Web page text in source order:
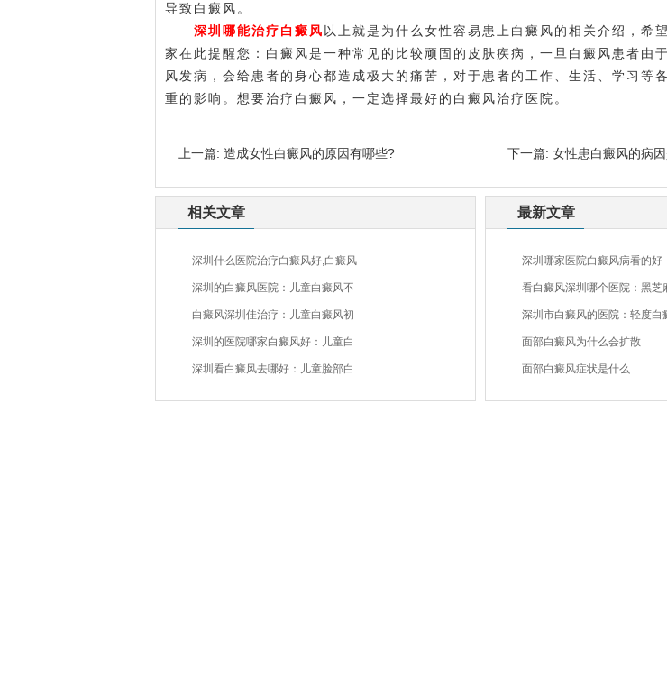
导致白癜风。
深圳哪能治疗白癜风 以上就是为什么女性容易患上白癜风的相关介绍，希
家在此提醒您：白癜风是一种常见的比较顽固的皮肤疾病，一旦白癜风患者由
风发病，会给患者的身心都造成极大的痛苦，对于患者的工作、生活、学习等
重的影响。想要治疗白癜风，一定选择最好的白癜风治疗医院。
上一篇: 造成女性白癜风的原因有哪些? 下一篇: 女性患白癜风的病
相关文章
深圳什么医院治疗白癜风好,白癜风
深圳的白癜风医院：儿童白癜风不
白癜风深圳佳治疗：儿童白癜风初
深圳的医院哪家白癜风好：儿童白
深圳看白癜风去哪好：儿童脸部白
最新文章
深圳哪家医院白癜风病看的好
看白癜风深圳哪个医院：黑芝
深圳市白癜风的医院：轻度白
面部白癜风为什么会扩散
面部白癜风症状是什么